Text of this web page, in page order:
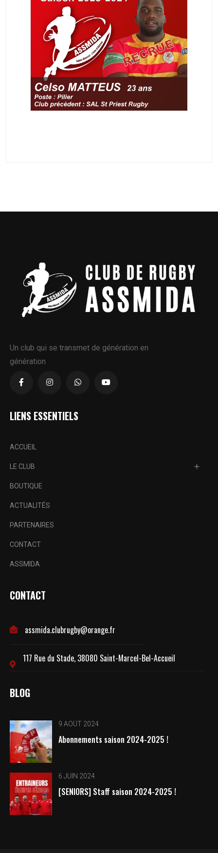
Un club qui se transmet de génération en
génération
LIENS ESSENTIELS
ACCUEIL
LE CLUB
BOUTIQUE
ACTUALITÉS
PARTENAIRES
CONTACT
ASSMIDA
CONTACT
assmida.clubrugby@orange.fr
117 Rue du Stade, 38080 Saint-Marcel-Bel-Accueil
BLOG
9 AOÛT 2024
Abonnements saison 2024-2025 !
6 JUIN 2024
[SENIORS] Staff saison 2024-2025 !